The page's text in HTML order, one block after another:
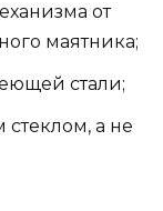
от
маятника;
стали;
а не